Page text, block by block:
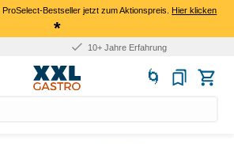
Bestseller jetzt zum Aktionspreis.Hier klicken
*
10+ Jahre Erfahrung